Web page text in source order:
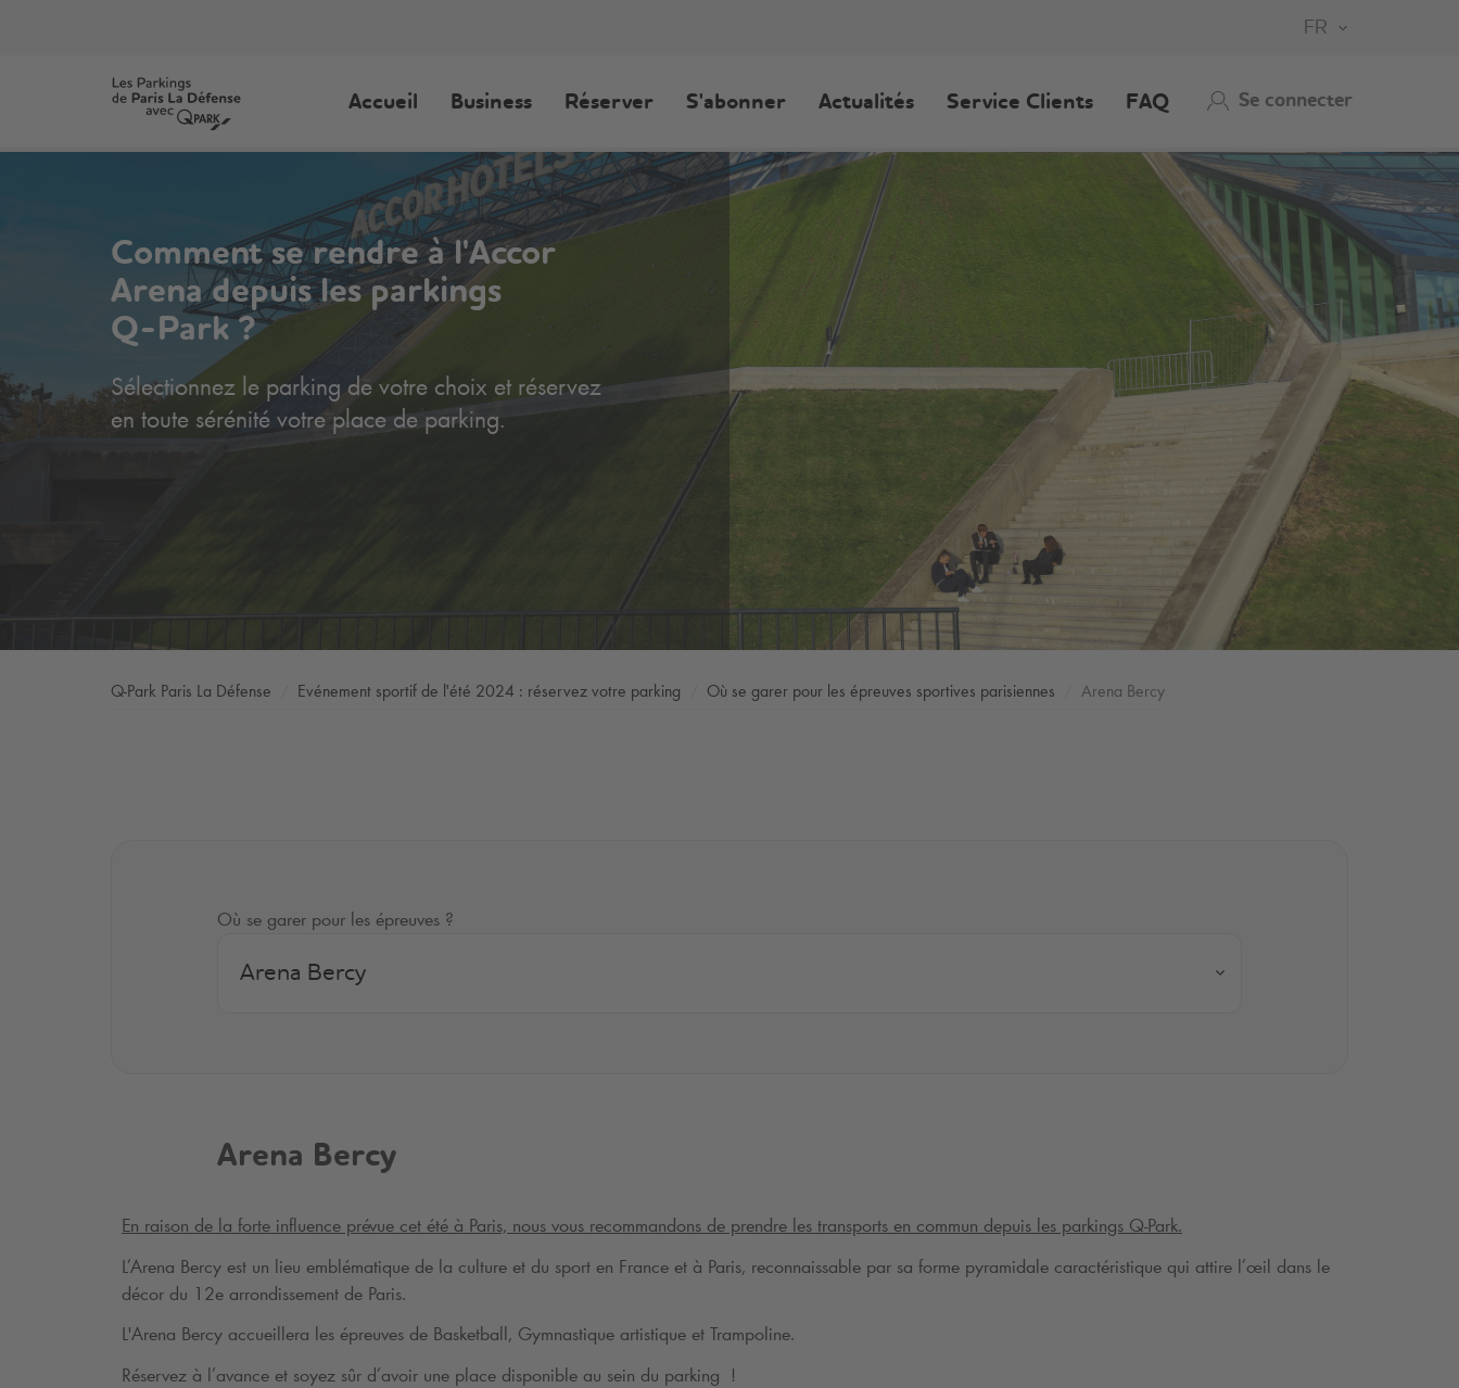
FR
Accueil Business Réserver S'abonner Actualités Service Clients FAQ Se connecter
Comment se rendre à l'Accor
Arena depuis les parkings
Q-Park?
Sélectionnez le parking de votre choix et réservez
en toute sérénité votre place de parking.
Q-Park Paris La Défense Evénement sportif de l'été 2024 : réservez votre parking Où se garer pour les épreuves sportives parisiennes Arena Bercy
Où se garer pour les épreuves ?
Arena Bercy
Arena Bercy
En raison de la forte influence prévue cet été à Paris, nous vous recommandons de prendre les transports en commun depuis les parkings Q-Park.
L’Arena Bercy est un lieu emblématique de la culture et du sport en France et à Paris, reconnaissable par sa forme pyramidale caractéristique qui attire l’œil dans le
décor du 12e arrondissement de Paris.
L'Arena Bercy accueillera les épreuves de Basketball, Gymnastique artistique et Trampoline.
Réservez à l’avance et soyez sûr d’avoir une place disponible au sein du parking !